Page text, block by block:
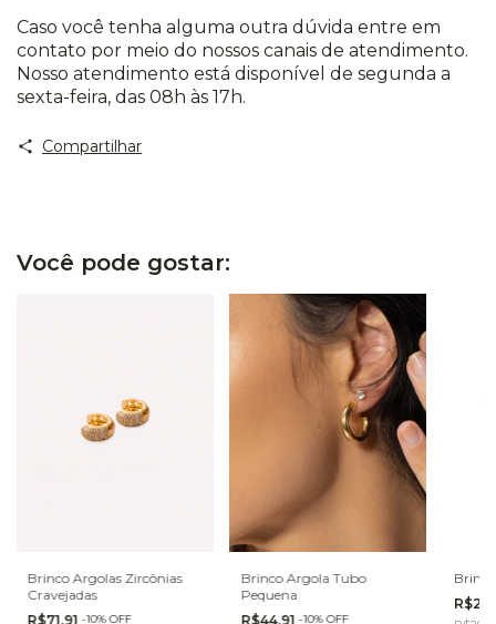
Caso você tenha alguma outra dúvida entre em
contato por meio do nossos canais de atendimento.
Nosso atendimento está disponível de segunda a
sexta-feira, das 08h às 17h.
Compartilhar
Você pode gostar:
Brinco Argolas Zircônias
Cravejadas
R$71,91 -10%OFF
Brinco Argola Tubo
Pequena
R$44,91 -10%OFF